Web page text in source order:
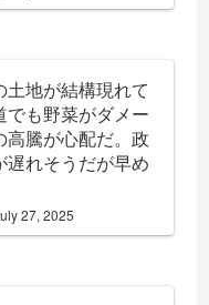
地が結構現れて
でも野菜がダメー
高騰が心配だ。政
遅れそうだが早め
27, 2025